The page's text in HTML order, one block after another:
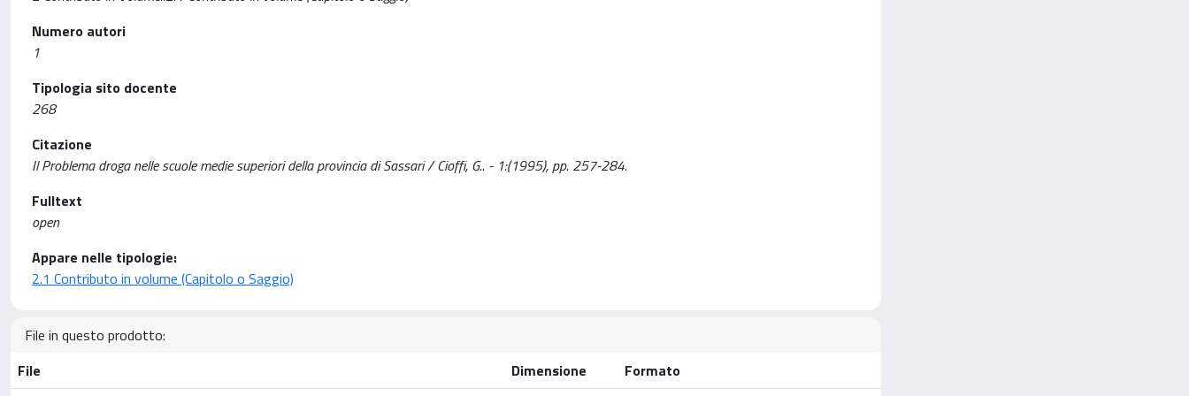
Numero autori
1
Tipologia sito docente
268
Citazione
Il Problema droga nelle scuole medie superiori della provincia di Sassari / Cioffi, G.. - 1:(1995), pp. 257-284.
Fulltext
open
Appare nelle tipologie:
2.1 Contributo in volume (Capitolo o Saggio)
File in questo prodotto:
File
Dimensione Formato